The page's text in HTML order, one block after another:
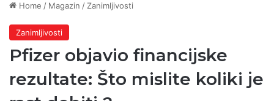
Home / Magazin / Zanimljivosti
Zanimljivosti
Pfizer objavio financijske
rezultate: Što mislite koliki je